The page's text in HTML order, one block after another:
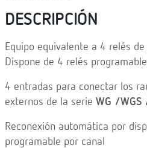
DESCRIPCIÓN
Equipo equivalente a 4 relés
Dispone de 4 relés
4 entradas para conectar los
externos de la serie WG /WGS
Reconexión automática por
programable por canal